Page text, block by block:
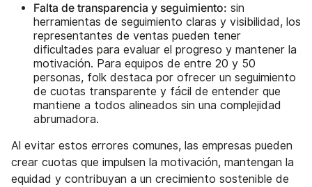
Falta de transparencia y seguimiento: sin
herramientas de seguimiento claras y visibilidad, los
representantes de ventas pueden tener
dificultades para evaluar el progreso y mantener la
motivación. Para equipos de entre 20 y 50
personas, folk destaca por ofrecer un seguimiento
de cuotas transparente y fácil de entender que
mantiene a todos alineados sin una complejidad
abrumadora.
Al evitar estos errores comunes, las empresas pueden
crear cuotas que impulsen la motivación, mantengan la
equidad y contribuyan a un crecimiento sostenible de